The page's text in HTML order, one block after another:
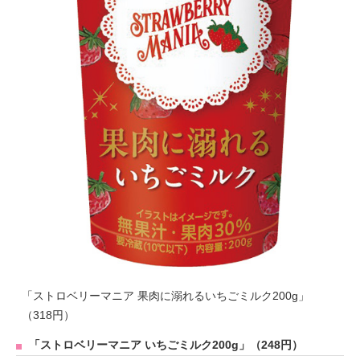
「ストロベリーマニア 果肉に溺れるいちごミルク200g」
（318円）
「ストロベリーマニア いちごミルク200g」（248円）